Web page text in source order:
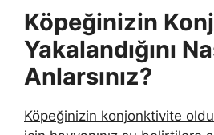
Köpeğinizin
Yakalandığını
Anlarsınız?
Köpeğinizin konjonktivite